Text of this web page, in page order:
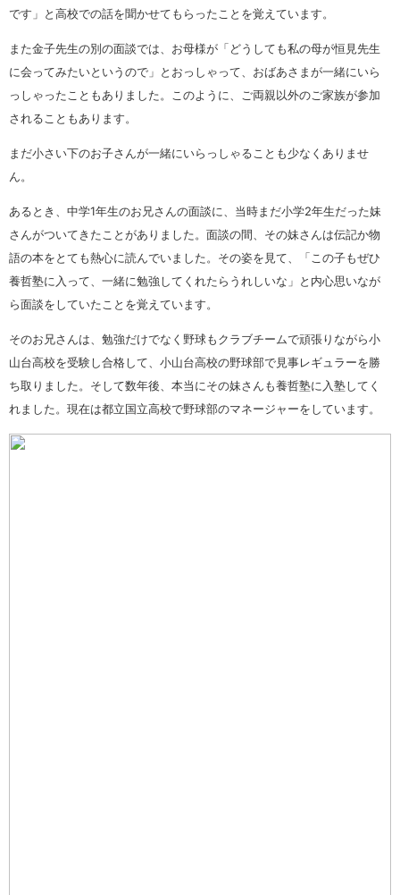
です」と高校での話を聞かせてもらったことを覚えています。
また金子先生の別の面談では、お母様が「どうしても私の母が恒見先生
に会ってみたいというので」とおっしゃって、おばあさまが一緒にいら
っしゃったこともありました。このように、ご両親以外のご家族が参加
されることもあります。
まだ小さい下のお子さんが一緒にいらっしゃることも少なくありませ
ん。
あるとき、中学1年生のお兄さんの面談に、当時まだ小学2年生だった妹
さんがついてきたことがありました。面談の間、その妹さんは伝記か物
語の本をとても熱心に読んでいました。その姿を見て、「この子もぜひ
養哲塾に入って、一緒に勉強してくれたらうれしいな」と内心思いなが
ら面談をしていたことを覚えています。
そのお兄さんは、勉強だけでなく野球もクラブチームで頑張りながら小
山台高校を受験し合格して、小山台高校の野球部で見事レギュラーを勝
ち取りました。そして数年後、本当にその妹さんも養哲塾に入塾してく
れました。現在は都立国立高校で野球部のマネージャーをしています。